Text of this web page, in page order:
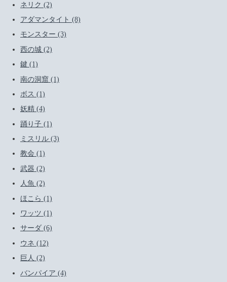
ネリク (2)
アダマンタイト (8)
モンスター (3)
西の城 (2)
鍵 (1)
南の洞窟 (1)
ボス (1)
妖精 (4)
踊り子 (1)
ミスリル (3)
教会 (1)
武器 (2)
人魚 (2)
ほこら (1)
ワッツ (1)
サーダ (6)
ウネ (12)
巨人 (2)
バンパイア (4)